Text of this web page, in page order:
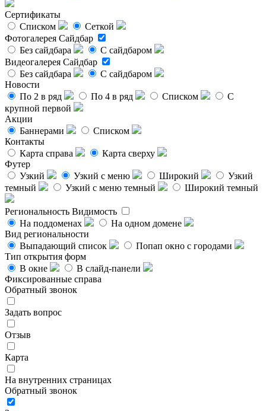
Сертификаты
Списком
Сеткой
Фотогалерея Сайдбар
Без сайдбара
С сайдбаром
Видеогалерея Сайдбар
Без сайдбара
С сайдбаром
Новости
По 2 в ряд
По 4 в ряд Списком
С
крупной первой
Акции
Баннерами
Списком
Контакты
Карта справа
Карта сверху
Футер
Узкий
Узкий с меню Широкий
Узкий
темный
Узкий с меню темный Широкий темный
Региональность Видимость
На поддоменах
На одном домене
Вид региональности
Выпадающий список
Попап окно с городами
Тип открытия форм
В окне
В слайд-панели
Фиксированные справа
Обратный звонок
Задать вопрос
Отзыв
Карта
На внутренних страницах
Обратный звонок